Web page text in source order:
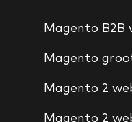
Magento B2B
Magento
Magento 2
Magento 2